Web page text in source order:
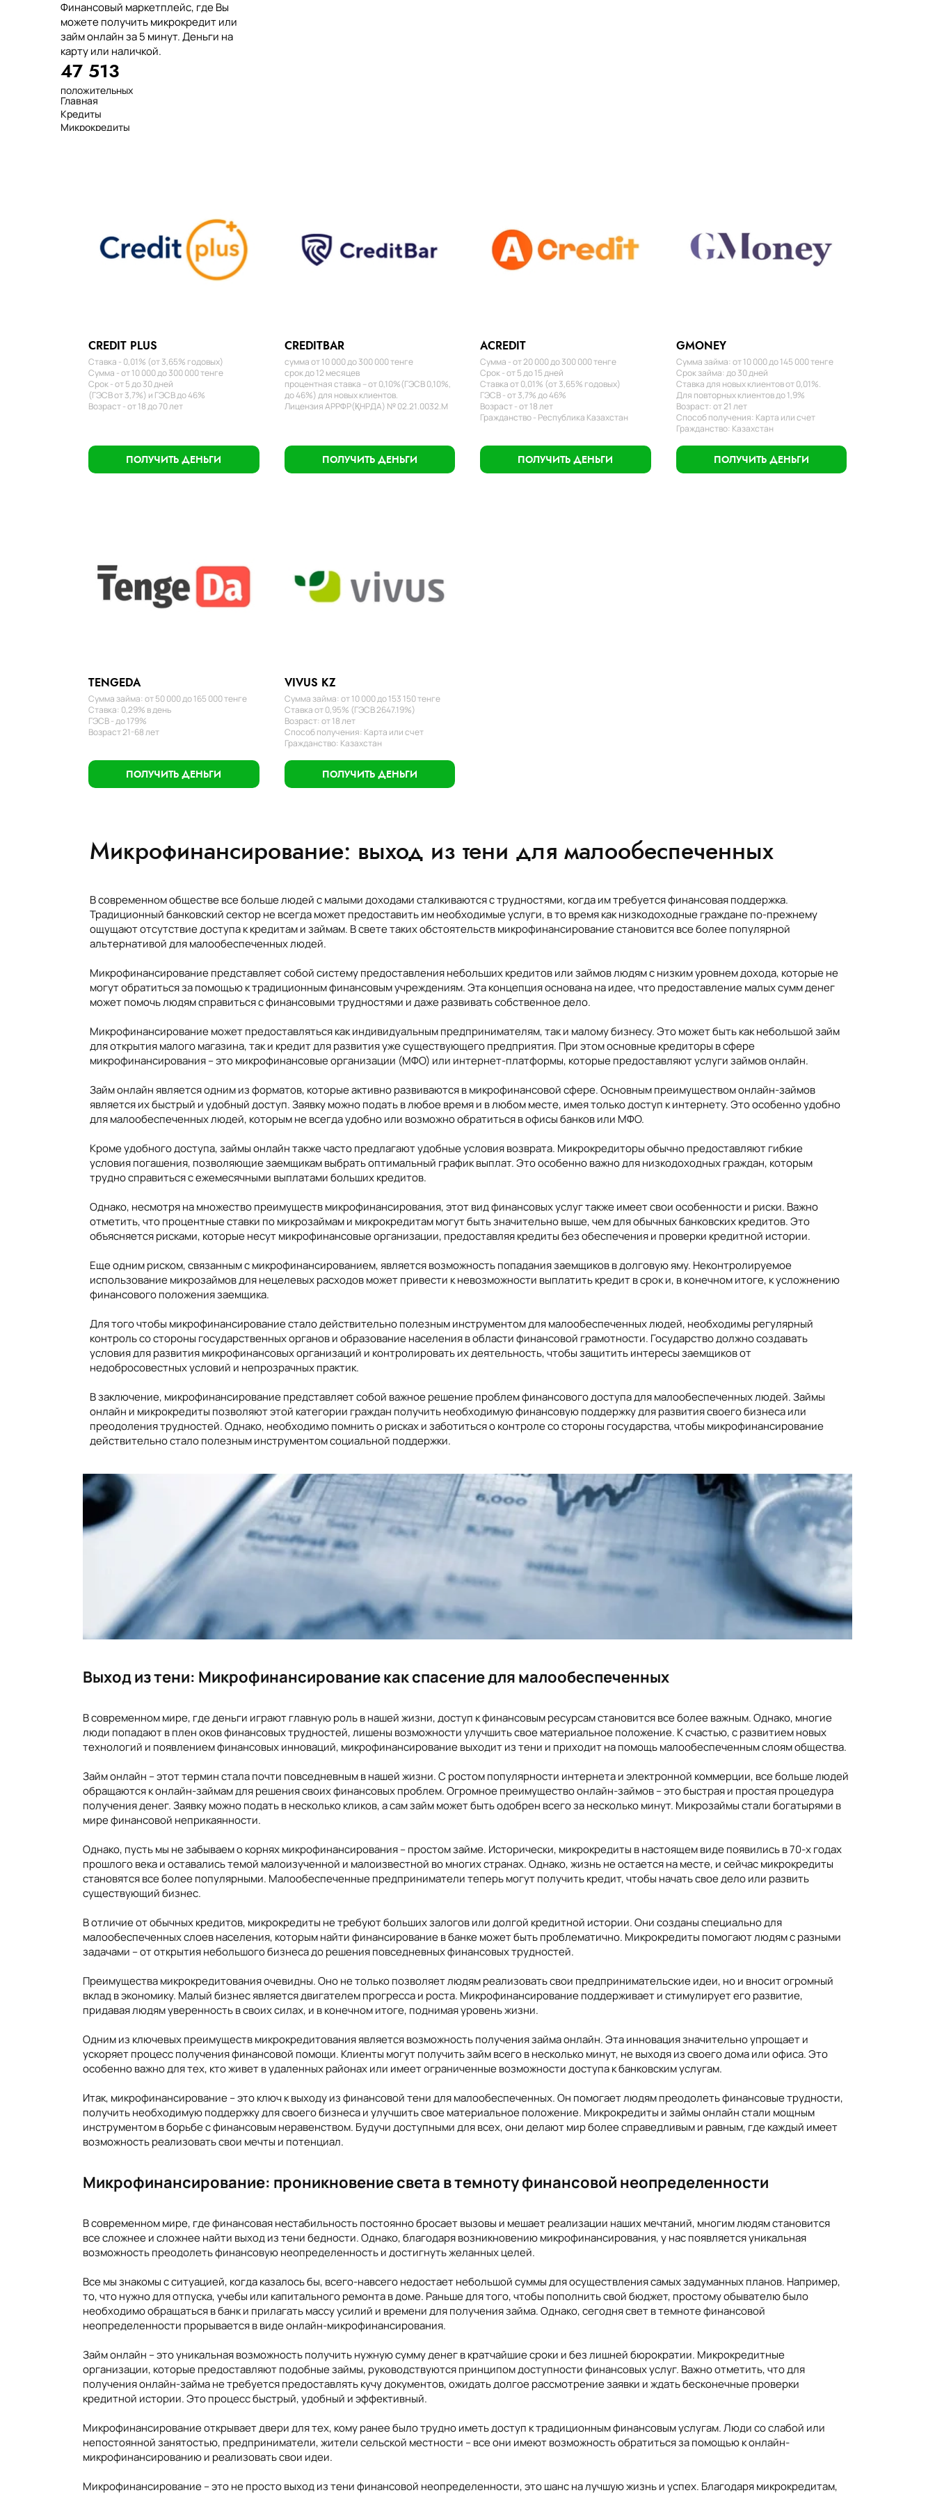
Финансовый маркетплейс, где Вы
можете получить микрокредит или
займ онлайн за 5 минут. Деньги на
карту или наличкой.
47 513
положительных
отзывов
тенге выдано
нашим клиентам
851 523 000
7 минут
Главная
Кредиты
Микрокредиты
Денежные кредиты
CREDIT PLUS
Ставка - 0,01% (от 3,65% годовых)
Сумма - от 10 000 до 300 000 тенге
Срок - от 5 до 30 дней
(ГЭСВ от 3,7%) и ГЭСВ до 46%
Возраст - от 18 до 70 лет
ПОЛУЧИТЬ ДЕНЬГИ
CREDITBAR
сумма от 10 000 до 300 000 тенге
срок до 12 месяцев
процентная ставка – от 0,10%(ГЭСВ 0,10%,
до 46%) для новых клиентов.
Лицензия АРРФР(ҚНРДА) № 02.21.0032.М
ПОЛУЧИТЬ ДЕНЬГИ
ACREDIT
Сумма - от 20 000 до 300 000 тенге
Срок - от 5 до 15 дней
Ставка от 0,01% (от 3,65% годовых)
ГЭСВ - от 3,7% до 46%
Возраст - от 18 лет
Гражданство - Республика Казахстан
ПОЛУЧИТЬ ДЕНЬГИ
GMONEY
Сумма займа: от 10 000 до 145 000 тенге
Срок займа: до 30 дней
Ставка для новых клиентов от 0,01%.
Для повторных клиентов до 1,9%
Возраст: от 21 лет
Способ получения: Карта или счет
Гражданство: Казахстан
ПОЛУЧИТЬ ДЕНЬГИ
TENGEDA
Сумма займа: от 50 000 до 165 000 тенге
Ставка: 0,29% в день
ГЭСВ - до 179%
Возраст 21-68 лет
ПОЛУЧИТЬ ДЕНЬГИ
VIVUS KZ
Сумма займа: от 10 000 до 153 150 тенге
Ставка от 0,95% (ГЭСВ 2647.19%)
Возраст: от 18 лет
Способ получения: Карта или счет
Гражданство: Казахстан
ПОЛУЧИТЬ ДЕНЬГИ
Микрофинансирование: выход из тени для малообеспеченных
В современном обществе все больше людей с малыми доходами сталкиваются с трудностями, когда им требуется финансовая поддержка.
Традиционный банковский сектор не всегда может предоставить им необходимые услуги, в то время как низкодоходные граждане по-прежнему
ощущают отсутствие доступа к кредитам и займам. В свете таких обстоятельств микрофинансирование становится все более популярной
альтернативой для малообеспеченных людей.
Микрофинансирование представляет собой систему предоставления небольших кредитов или займов людям с низким уровнем дохода, которые не
могут обратиться за помощью к традиционным финансовым учреждениям. Эта концепция основана на идее, что предоставление малых сумм денег
может помочь людям справиться с финансовыми трудностями и даже развивать собственное дело.
Микрофинансирование может предоставляться как индивидуальным предпринимателям, так и малому бизнесу. Это может быть как небольшой займ
для открытия малого магазина, так и кредит для развития уже существующего предприятия. При этом основные кредиторы в сфере
микрофинансирования – это микрофинансовые организации (МФО) или интернет-платформы, которые предоставляют услуги займов онлайн.
Займ онлайн является одним из форматов, которые активно развиваются в микрофинансовой сфере. Основным преимуществом онлайн-займов
является их быстрый и удобный доступ. Заявку можно подать в любое время и в любом месте, имея только доступ к интернету. Это особенно удобно
для малообеспеченных людей, которым не всегда удобно или возможно обратиться в офисы банков или МФО.
Кроме удобного доступа, займы онлайн также часто предлагают удобные условия возврата. Микрокредиторы обычно предоставляют гибкие
условия погашения, позволяющие заемщикам выбрать оптимальный график выплат. Это особенно важно для низкодоходных граждан, которым
трудно справиться с ежемесячными выплатами больших кредитов.
Однако, несмотря на множество преимуществ микрофинансирования, этот вид финансовых услуг также имеет свои особенности и риски. Важно
отметить, что процентные ставки по микрозаймам и микрокредитам могут быть значительно выше, чем для обычных банковских кредитов. Это
объясняется рисками, которые несут микрофинансовые организации, предоставляя кредиты без обеспечения и проверки кредитной истории.
Еще одним риском, связанным с микрофинансированием, является возможность попадания заемщиков в долговую яму. Неконтролируемое
использование микрозаймов для нецелевых расходов может привести к невозможности выплатить кредит в срок и, в конечном итоге, к усложнению
финансового положения заемщика.
Для того чтобы микрофинансирование стало действительно полезным инструментом для малообеспеченных людей, необходимы регулярный
контроль со стороны государственных органов и образование населения в области финансовой грамотности. Государство должно создавать
условия для развития микрофинансовых организаций и контролировать их деятельность, чтобы защитить интересы заемщиков от
недобросовестных условий и непрозрачных практик.
В заключение, микрофинансирование представляет собой важное решение проблем финансового доступа для малообеспеченных людей. Займы
онлайн и микрокредиты позволяют этой категории граждан получить необходимую финансовую поддержку для развития своего бизнеса или
преодоления трудностей. Однако, необходимо помнить о рисках и заботиться о контроле со стороны государства, чтобы микрофинансирование
действительно стало полезным инструментом социальной поддержки.
Выход из тени: Микрофинансирование как спасение для малообеспеченных
В современном мире, где деньги играют главную роль в нашей жизни, доступ к финансовым ресурсам становится все более важным. Однако, многие
люди попадают в плен оков финансовых трудностей, лишены возможности улучшить свое материальное положение. К счастью, с развитием новых
технологий и появлением финансовых инноваций, микрофинансирование выходит из тени и приходит на помощь малообеспеченным слоям общества.
Займ онлайн – этот термин стала почти повседневным в нашей жизни. С ростом популярности интернета и электронной коммерции, все больше людей
обращаются к онлайн-займам для решения своих финансовых проблем. Огромное преимущество онлайн-займов – это быстрая и простая процедура
получения денег. Заявку можно подать в несколько кликов, а сам займ может быть одобрен всего за несколько минут. Микрозаймы стали богатырями в
мире финансовой неприкаянности.
Однако, пусть мы не забываем о корнях микрофинансирования – простом займе. Исторически, микрокредиты в настоящем виде появились в 70-х годах
прошлого века и оставались темой малоизученной и малоизвестной во многих странах. Однако, жизнь не остается на месте, и сейчас микрокредиты
становятся все более популярными. Малообеспеченные предприниматели теперь могут получить кредит, чтобы начать свое дело или развить
существующий бизнес.
В отличие от обычных кредитов, микрокредиты не требуют больших залогов или долгой кредитной истории. Они созданы специально для
малообеспеченных слоев населения, которым найти финансирование в банке может быть проблематично. Микрокредиты помогают людям с разными
задачами – от открытия небольшого бизнеса до решения повседневных финансовых трудностей.
Преимущества микрокредитования очевидны. Оно не только позволяет людям реализовать свои предпринимательские идеи, но и вносит огромный
вклад в экономику. Малый бизнес является двигателем прогресса и роста. Микрофинансирование поддерживает и стимулирует его развитие,
придавая людям уверенность в своих силах, и в конечном итоге, поднимая уровень жизни.
Одним из ключевых преимуществ микрокредитования является возможность получения займа онлайн. Эта инновация значительно упрощает и
ускоряет процесс получения финансовой помощи. Клиенты могут получить займ всего в несколько минут, не выходя из своего дома или офиса. Это
особенно важно для тех, кто живет в удаленных районах или имеет ограниченные возможности доступа к банковским услугам.
Итак, микрофинансирование – это ключ к выходу из финансовой тени для малообеспеченных. Он помогает людям преодолеть финансовые трудности,
получить необходимую поддержку для своего бизнеса и улучшить свое материальное положение. Микрокредиты и займы онлайн стали мощным
инструментом в борьбе с финансовым неравенством. Будучи доступными для всех, они делают мир более справедливым и равным, где каждый имеет
возможность реализовать свои мечты и потенциал.
Микрофинансирование: проникновение света в темноту финансовой неопределенности
В современном мире, где финансовая нестабильность постоянно бросает вызовы и мешает реализации наших мечтаний, многим людям становится
все сложнее и сложнее найти выход из тени бедности. Однако, благодаря возникновению микрофинансирования, у нас появляется уникальная
возможность преодолеть финансовую неопределенность и достигнуть желанных целей.
Все мы знакомы с ситуацией, когда казалось бы, всего-навсего недостает небольшой суммы для осуществления самых задуманных планов. Например,
то, что нужно для отпуска, учебы или капитального ремонта в доме. Раньше для того, чтобы пополнить свой бюджет, простому обывателю было
необходимо обращаться в банк и прилагать массу усилий и времени для получения займа. Однако, сегодня свет в темноте финансовой
неопределенности прорывается в виде онлайн-микрофинансирования.
Займ онлайн – это уникальная возможность получить нужную сумму денег в кратчайшие сроки и без лишней бюрократии. Микрокредитные
организации, которые предоставляют подобные займы, руководствуются принципом доступности финансовых услуг. Важно отметить, что для
получения онлайн-займа не требуется предоставлять кучу документов, ожидать долгое рассмотрение заявки и ждать бесконечные проверки
кредитной истории. Это процесс быстрый, удобный и эффективный.
Микрофинансирование открывает двери для тех, кому ранее было трудно иметь доступ к традиционным финансовым услугам. Люди со слабой или
непостоянной занятостью, предприниматели, жители сельской местности – все они имеют возможность обратиться за помощью к онлайн-
микрофинансированию и реализовать свои идеи.
Микрофинансирование – это не просто выход из тени финансовой неопределенности, это шанс на лучшую жизнь и успех. Благодаря микрокредитам,